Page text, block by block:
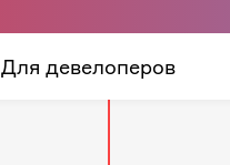
Для девелоперов